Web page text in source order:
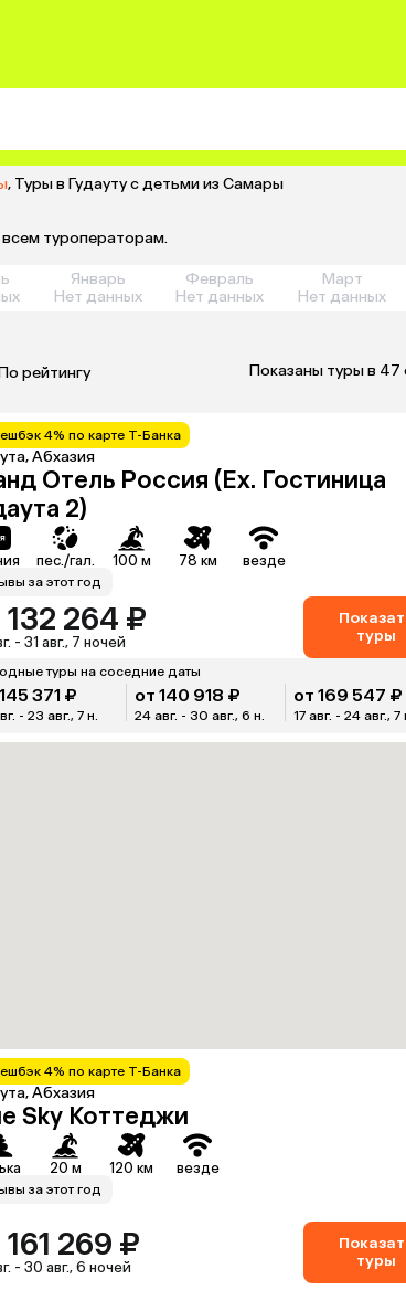
, Туры в Гудауту с детьми из Самары
туроператорам.
Январь
Нет данных
Февраль
Нет данных
Март
Нет данных
рейтингу Показаны туры в 47
4% по карте Т-Банка
Абхазия
Отель Россия (Ex. Гостиница
2)
пес./гал. 100 м 78 км везде
за этот год
132 264 ₽
- 31 авг., 7 ночей
туры
туры на соседние даты
371 ₽
- 23 авг., 7 н.
от 140 918 ₽
24 авг. - 30 авг., 6 н.
от 169 547 ₽
17 авг. - 24 авг., 7
4% по карте Т-Банка
Абхазия
Sky Коттеджи
20 м 120 км везде
за этот год
161 269 ₽
- 30 авг., 6 ночей
туры